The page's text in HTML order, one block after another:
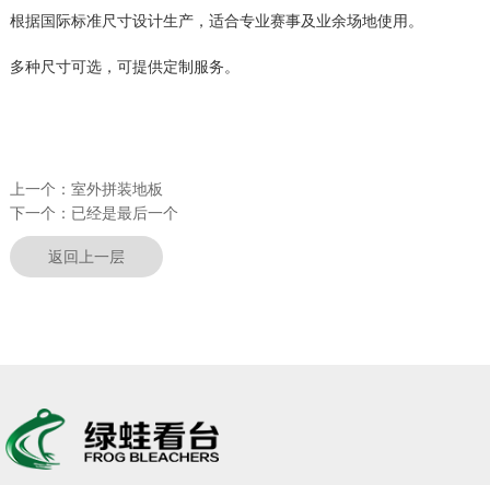
根据国际标准尺寸设计生产，适合专业赛事及业余场地使用。
多种尺寸可选，可提供定制服务。
上一个： 室外拼装地板
下一个： 已经是最后一个
返回上一层